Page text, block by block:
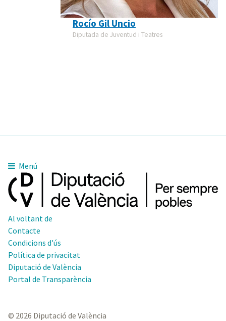
Rocío Gil Uncio
Diputada de Juventud i Teatres
Menú
Al voltant de
Contacte
Condicions d'ús
Política de privacitat
Diputació de València
Portal de Transparència
© 2026 Diputació de València